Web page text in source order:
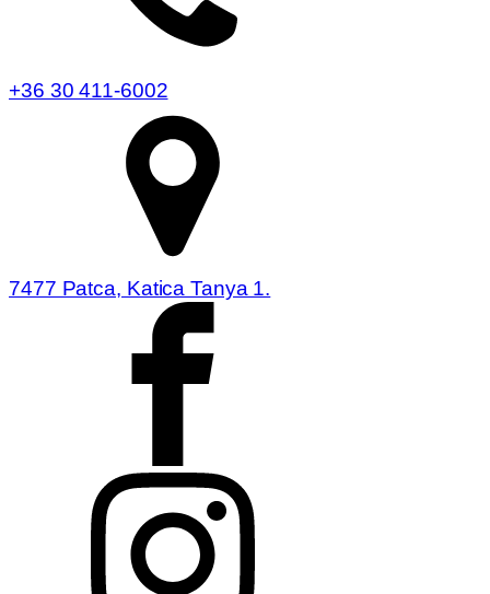
+36 30 411-6002
7477 Patca, Katica Tanya 1.